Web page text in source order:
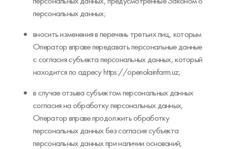
персональных данных;
вносить изменения в перечень третьих лиц, которым
Оператор вправе передавать персональные данные
с согласия субъекта персональных данных, который
находится по адресу https://openolainfarm.uz;
в случае отзыва субъектом персональных данных
согласия на обработку персональных данных,
Оператор вправе продолжить обработку
персональных данных без согласия субъекта
персональных данных при наличии оснований,